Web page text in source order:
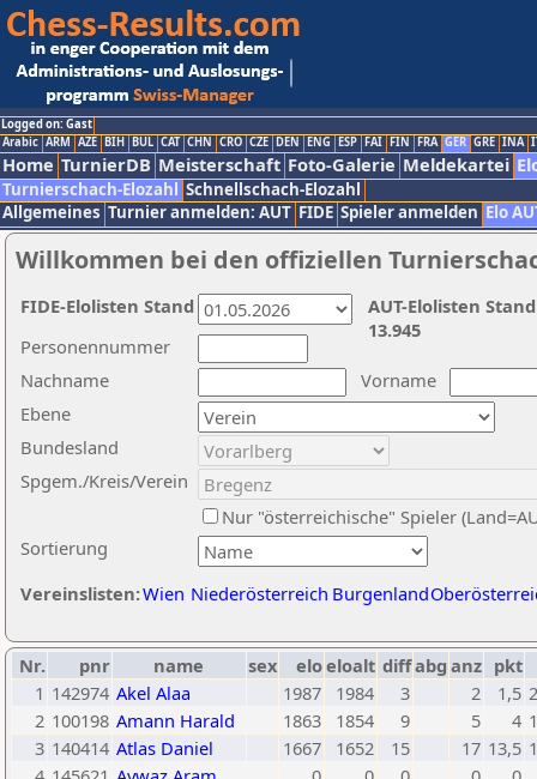
Logged on: Gast
Arabic ARM AZE BIH BUL CAT CHN CRO CZE DEN ENG ESP FAI FIN FRA GER GRE INA
Home TurnierDB Meisterschaft Foto-Galerie Meldekartei
Turnierschach-Elozahl Schnellschach-Elozahl
Allgemeines Turnier anmelden: AUT FIDE Spieler anmelden Elo
Willkommen bei den offiziellen
Nachname
Vorname
Ebene
Sortierung
Personennummer
Bundesland
Spgem./Kreis/Verein
Nur "österreichische" Spieler
Vereinslisten:Wien Niederösterreich Burgenland
AUT-Elolisten
13.945
FIDE-Elolisten Stand
Nr. pnr name sex eloeloalt diffabg anz pkt
1 142974 Akel Alaa 1987 1984 3 2 1,5
2 100198 Amann Harald 1863 1854 9 5 4
3 140414 Atlas Daniel 1667 1652 15 17 13,5